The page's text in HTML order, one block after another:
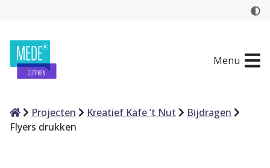
Menu
HomeProjecten Kreatief Kafe ‘t Nut
Bijdragen
Flyers drukken